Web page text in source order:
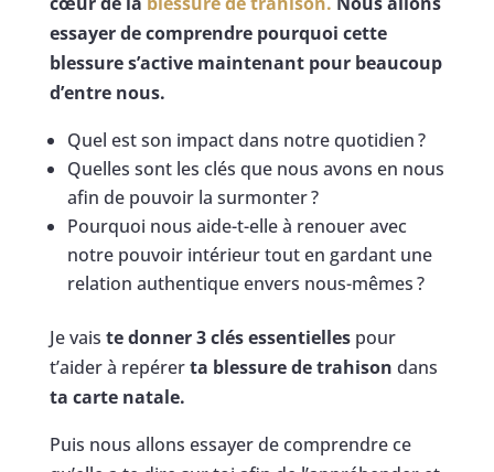
essayer de comprendre pourquoi cette
blessure s’active maintenant pour beaucoup
d’entre nous.
Quel est son impact dans notre quotidien ?
Quelles sont les clés que nous avons en nous
afin de pouvoir la surmonter ?
Pourquoi nous aide-t-elle à renouer avec
notre pouvoir intérieur tout en gardant une
relation authentique envers nous-mêmes ?
Je vais te donner 3 clés essentiellespour
t’aider à repérerta blessure de trahison dans
ta carte natale.
Puis nous allons essayer de comprendre ce